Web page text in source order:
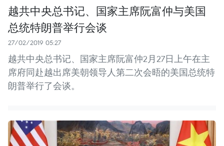
越共中央总书记、国家主席阮富仲与美国
总统特朗普举行会谈
27/02/2019 05:27
越共中央总书记、国家主席阮富仲2月27日上午在主
席府同赴越出席美朝领导人第二次会晤的美国总统特
朗普举行了会谈。